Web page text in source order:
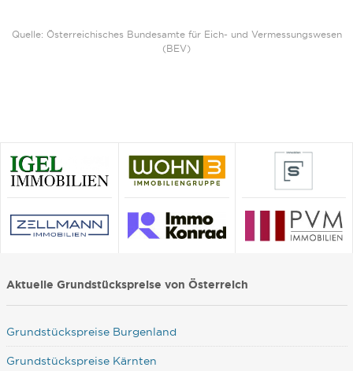
Quelle: Österreichisches Bundesamte für Eich- und Vermessungswesen
(BEV)
Aktuelle Grundstückspreise von Österreich
Grundstückspreise Burgenland
Grundstückspreise Kärnten